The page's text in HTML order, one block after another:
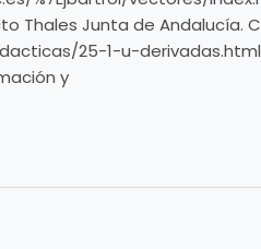
Thales Junta de Andalucía.
25-1-u-
y